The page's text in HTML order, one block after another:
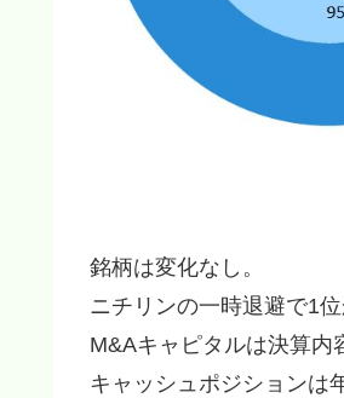
銘柄は変化なし。
ニチリンの一時退避で1
M&Aキャピタルは決算内
キャッシュポジションは